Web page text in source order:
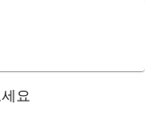
요